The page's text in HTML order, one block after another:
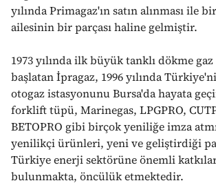
yılında Primagaz'ın satın alınması ile
ailesinin bir parçası haline gelmiştir.
1973 yılında ilk büyük tanklı dökme
başlatan İpragaz, 1996 yılında
otogaz istasyonunu Bursa'da hayata
forklift tüpü, Marinegas, LPGPRO,
BETOPRO gibi birçok yeniliğe imza
yenilikçi ürünleri, yeni ve geliştirdiği
Türkiye enerji sektörüne önemli
bulunmakta, öncülük etmektedir.